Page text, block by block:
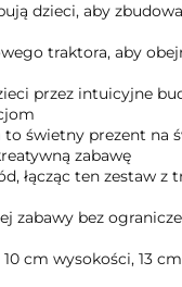
dzieci, aby
traktora, aby
przez intuicyjne
świetny prezent na
zabawę
łącząc ten zestaw
zabawy bez
cm wysokości, 13